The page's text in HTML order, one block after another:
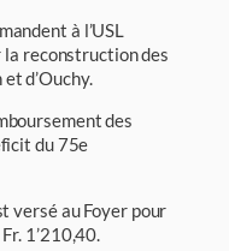
à l’USL
la reconstruction des
d’Ouchy.
des
du 75e
versé au Foyer pour
1’210,40.